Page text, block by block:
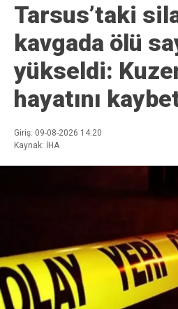
Tarsus’taki
kavgada ölü
yükseldi:
hayatını
Giriş: 09-08-2026 14:20
Kaynak: İHA